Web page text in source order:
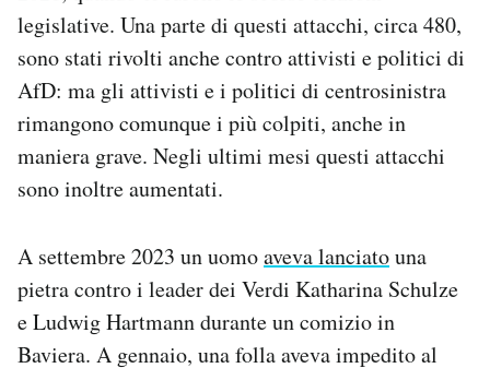
legislative. Una parte di questi attacchi, circa 480,
sono stati rivolti anche contro attivisti e politici di
AfD: ma gli attivisti e i politici di centrosinistra
rimangono comunque i più colpiti, anche in
maniera grave. Negli ultimi mesi questi attacchi
sono inoltre aumentati.
A settembre 2023 un uomoaveva lanciatouna
pietra contro i leader dei Verdi Katharina Schulze
e Ludwig Hartmann durante un comizio in
Baviera. A gennaio, una folla aveva impedito al